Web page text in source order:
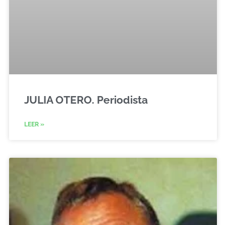
JULIA OTERO. Periodista
LEER »